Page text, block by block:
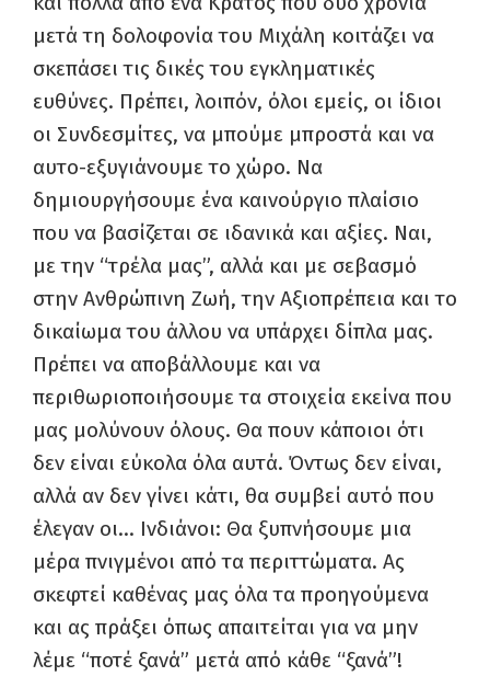
μετά τη δολοφονία του Μιχάλη κοιτάζει να
σκεπάσει τις δικές του εγκληματικές
ευθύνες. Πρέπει, λοιπόν, όλοι εμείς, οι ίδιοι
οι Συνδεσμίτες, να μπούμε μπροστά και να
αυτο-εξυγιάνουμε το χώρο. Να
δημιουργήσουμε ένα καινούργιο πλαίσιο
που να βασίζεται σε ιδανικά και αξίες. Ναι,
με την “τρέλα μας”, αλλά και με σεβασμό
στην Ανθρώπινη Ζωή, την Αξιοπρέπεια και το
δικαίωμα του άλλου να υπάρχει δίπλα μας.
Πρέπει να αποβάλλουμε και να
περιθωριοποιήσουμε τα στοιχεία εκείνα που
μας μολύνουν όλους. Θα πουν κάποιοι ότι
δεν είναι εύκολα όλα αυτά. Όντως δεν είναι,
αλλά αν δεν γίνει κάτι, θα συμβεί αυτό που
έλεγαν οι… Ινδιάνοι: Θα ξυπνήσουμε μια
μέρα πνιγμένοι από τα περιττώματα. Ας
σκεφτεί καθένας μας όλα τα προηγούμενα
και ας πράξει όπως απαιτείται για να μην
λέμε “ποτέ ξανά” μετά από κάθε “ξανά”!